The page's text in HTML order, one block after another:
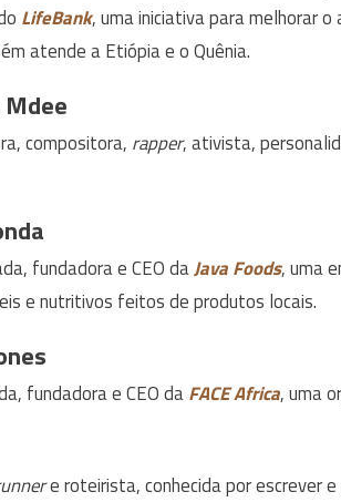
LifeBank, uma iniciativa para melhorar
atende a Etiópia e o Quênia.
compositora, rapper, ativista,
fundadora e CEO daJava Foods, uma
e nutritivos feitos de produtos locais.
fundadora e CEO daFACE Africa, uma
e roteirista, conhecida por escrever